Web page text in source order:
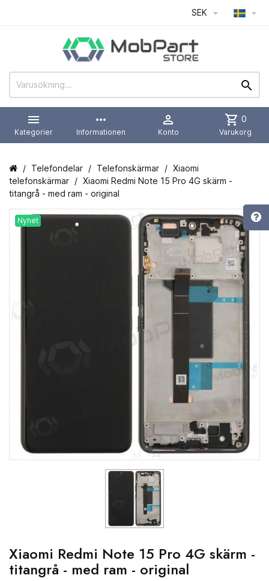
SEK  


Kategorier
more_horiz
Informationen

Konto
shopping_cart 0
Varukorg
Telefondelar Telefonskärmar
Xiaomi
telefonskärmar
Xiaomi Redmi Note 15 Pro 4G skärm -
titangrå - med ram - original
Nyhet
Xiaomi Redmi Note 15 Pro 4G skärm -
titangrå - med ram - original